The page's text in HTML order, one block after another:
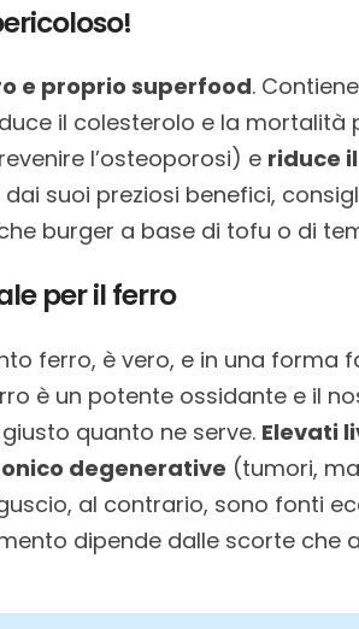
e proprio superfood.
il colesterolo e la
l’osteoporosi) e riduce
suoi preziosi benefici,
burger a base di tofu o di
per il ferro
ferro, è vero, e in una forma
è un potente ossidante e il
quanto ne serve. Elevati
degenerative (tumori,
al contrario, sono fonti
dipende dalle scorte